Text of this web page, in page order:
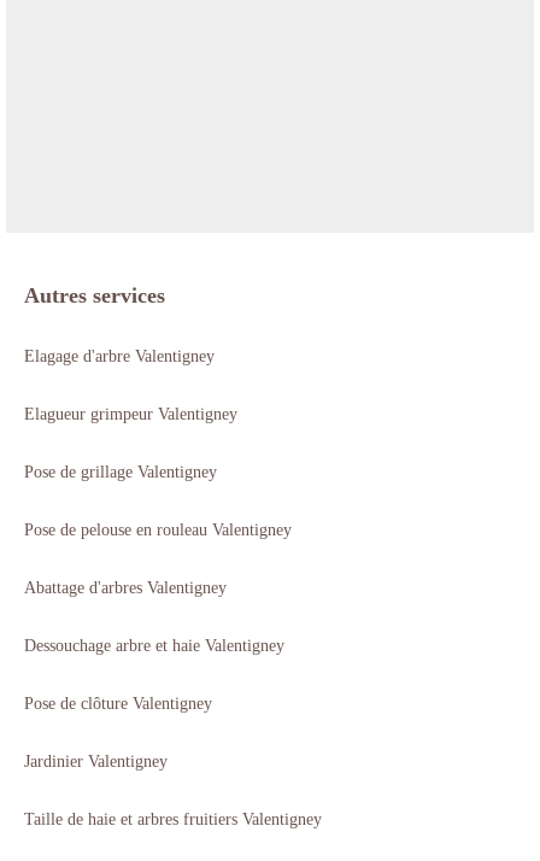
Autres services
Elagage d'arbre Valentigney
Elagueur grimpeur Valentigney
Pose de grillage Valentigney
Pose de pelouse en rouleau Valentigney
Abattage d'arbres Valentigney
Dessouchage arbre et haie Valentigney
Pose de clôture Valentigney
Jardinier Valentigney
Taille de haie et arbres fruitiers Valentigney